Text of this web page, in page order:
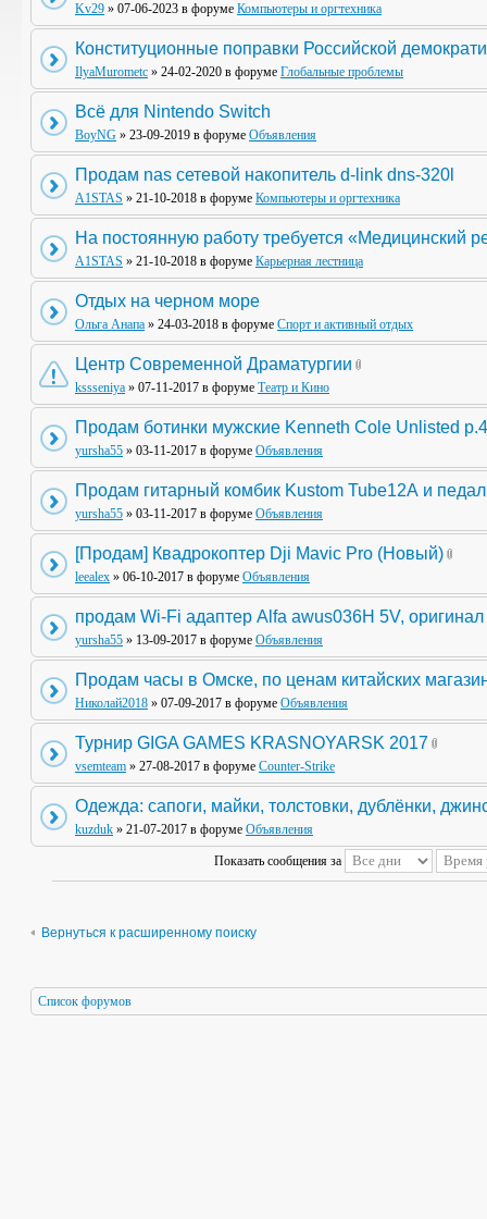
Kv29 » 07-06-2023 в форуме Компьютеры и оргтехника
Конституционные поправки Российской
IlyaMurometc » 24-02-2020 в форуме Глобальные проблемы
Всё для Nintendo Switch
BoyNG » 23-09-2019 в форуме Объявления
Продам nas сетевой накопитель d-link dns-320l
A1STAS » 21-10-2018 в форуме Компьютеры и оргтехника
На постоянную работу требуется «Медицинский
A1STAS » 21-10-2018 в форуме Карьерная лестница
Отдых на черном море
Ольга Анапа » 24-03-2018 в форуме Спорт и активный отдых
Центр Современной Драматургии
kssseniya » 07-11-2017 в форуме Театр и Кино
Продам ботинки мужские Kenneth Cole Unlisted
yursha55 » 03-11-2017 в форуме Объявления
Продам гитарный комбик Kustom Tube12А и
yursha55 » 03-11-2017 в форуме Объявления
[Продам] Квадрокоптер Dji Mavic Pro (Новый)
leealex » 06-10-2017 в форуме Объявления
продам Wi-Fi адаптер Alfa awus036H 5V, оригинал
yursha55 » 13-09-2017 в форуме Объявления
Продам часы в Омске, по ценам китайских
Николай2018 » 07-09-2017 в форуме Объявления
Турнир GIGA GAMES KRASNOYARSK 2017
vsemteam » 27-08-2017 в форуме Counter-Strike
Одежда: сапоги, майки, толстовки, дублёнки,
kuzduk » 21-07-2017 в форуме Объявления
Показать сообщения за
Вернуться к расширенному поиску
Список форумов